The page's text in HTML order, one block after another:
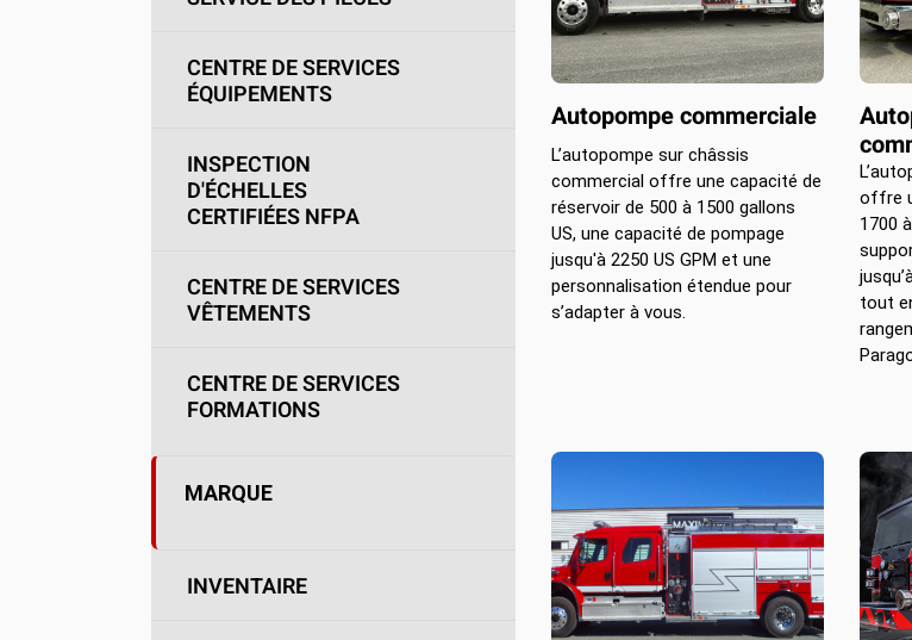
Demande de retour ou
Démonstration
INSPECTION D’ÉCHELLES
CERTIFIÉES NFPA
Planifier
CENTRE DE SERVICES
ÉQUIPEMENTS
INSPECTION
D'ÉCHELLES
CERTIFIÉES NFPA
CENTRE DE SERVICES
VÊTEMENTS
CENTRE DE SERVICES
FORMATIONS
MARQUE
INVENTAIRE
Autopompe commerciale
L’autopompe sur châssis
commercial offre une capacité de
réservoir de 500 à 1500 gallons
US, une capacité de pompage
jusqu'à 2250 US GPM et une
personnalisation étendue pour
s’adapter à vous.
offre
1700
tout